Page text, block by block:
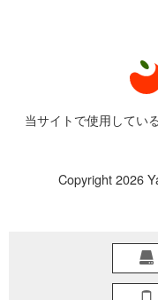
当サイトで使用してい
Copyright 2026